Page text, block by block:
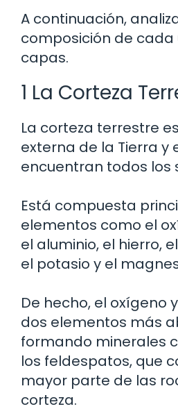
A continuación,
composición de cada
capas.
1 La Corteza
La corteza terrestre
externa de la Tierra y
encuentran todos los
Está compuesta
elementos como el
el aluminio, el hierro,
el potasio y el
De hecho, el oxígeno
dos elementos más
formando minerales
los feldespatos, que
mayor parte de las
corteza.